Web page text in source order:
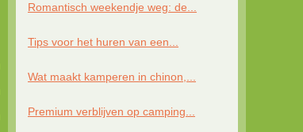
Romantisch weekendje weg: de...
Tips voor het huren van een...
Wat maakt kamperen in chinon,...
Premium verblijven op camping...